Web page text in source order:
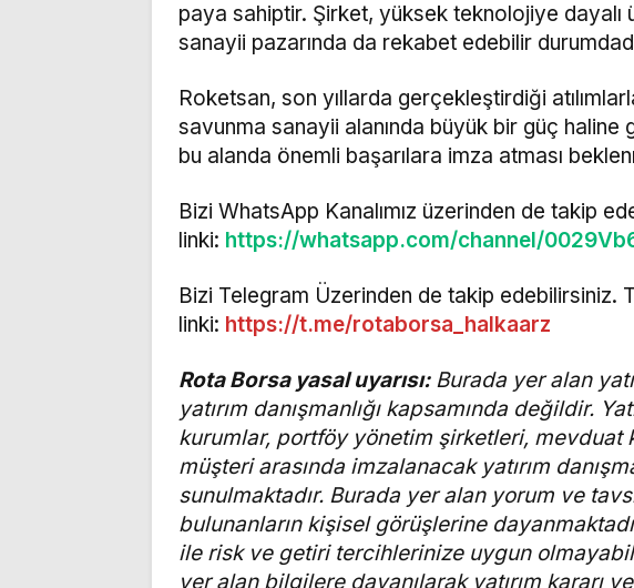
paya sahiptir. Şirket, yüksek teknolojiye dayalı
sanayii pazarında da rekabet edebilir
Roketsan, son yıllarda gerçekleştirdiği
savunma sanayii alanında büyük bir güç
bu alanda önemli başarılara imza atması
Bizi WhatsApp Kanalımız üzerinden de takip
linki: https://whatsapp.com/channel/
Bizi Telegram Üzerinden de takip edebilirsiniz.
linki: https://t.me/rotaborsa_halkaarz
Rota Borsa yasal uyarısı:Burada yer alan
yatırım danışmanlığı kapsamında değildir.
kurumlar, portföy yönetim şirketleri, mevduat
müşteri arasında imzalanacak yatırım
sunulmaktadır. Burada yer alan yorum ve
bulunanların kişisel görüşlerine
ile risk ve getiri tercihlerinize uygun
yer alan bilgilere dayanılarak yatırım kararı